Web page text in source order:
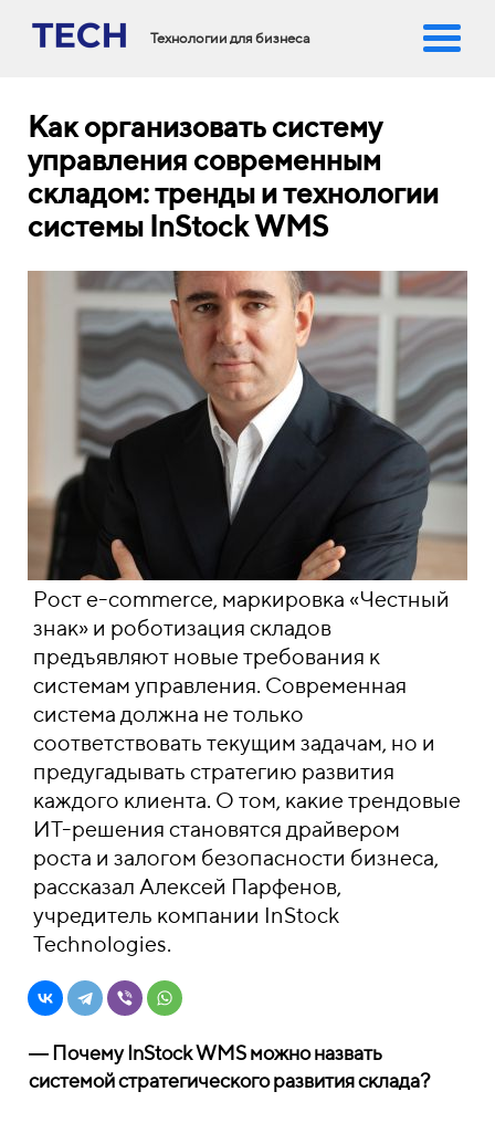
Технологии для бизнеса
Как организовать систему
управления современным
складом: тренды и технологии
системы InStock WMS
Рост e-commerce, маркировка «Честный
знак» и роботизация складов
предъявляют новые требования к
системам управления. Современная
система должна не только
соответствовать текущим задачам, но и
предугадывать стратегию развития
каждого клиента. О том, какие трендовые
ИТ-решения становятся драйвером
роста и залогом безопасности бизнеса,
рассказал Алексей Парфенов,
учредитель компании InStock
Technologies.
― Почему InStock WMS можно назвать
системой стратегического развития склада?